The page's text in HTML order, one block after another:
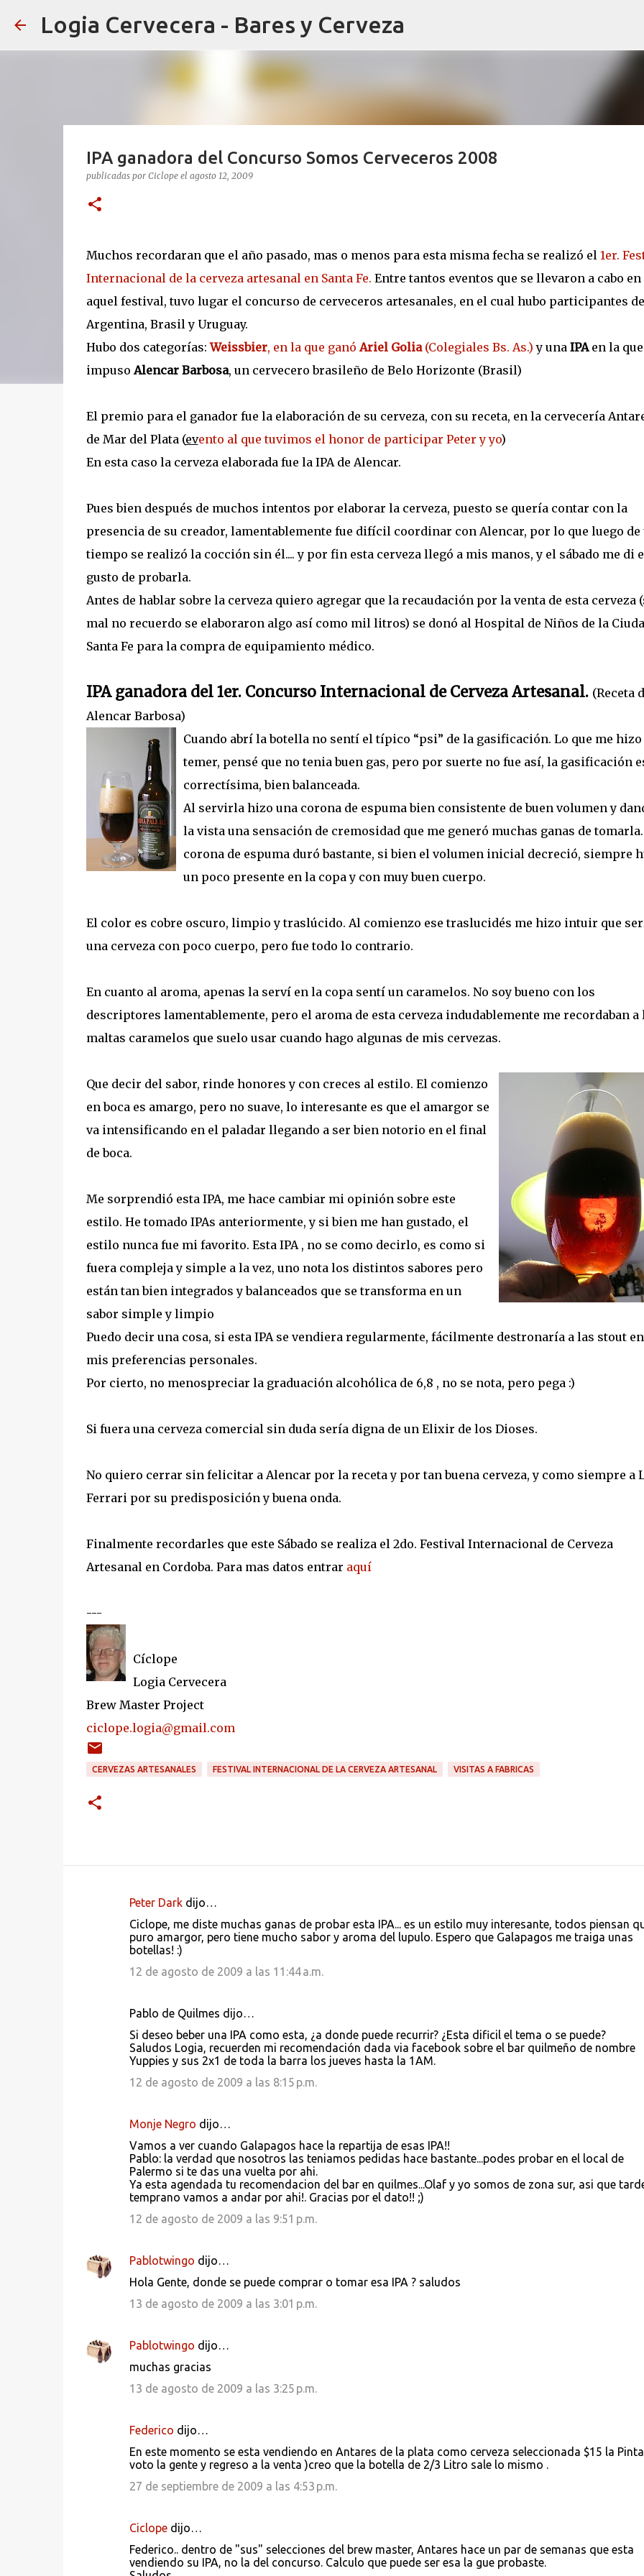
Logia Cervecera - Bares y Cerveza
IPA ganadora del Concurso Somos Cerveceros 2008
publicadas por Ciclope el agosto 12, 2009
Muchos recordaran que el año pasado, mas o menos para esta misma fecha se realizó el 1er.
Internacional de la cerveza artesanal en Santa Fe. Entre tantos eventos que se llevaron a cabo en
aquel festival, tuvo lugar el concurso de cerveceros artesanales, en el cual hubo participantes de
Argentina, Brasil y Uruguay.
Hubo dos categorías:Weissbier, en la que ganóAriel Golia(Colegiales Bs. As.) y una IPAen la
impusoAlencar Barbosa, un cervecero brasileño de Belo Horizonte (Brasil)
El premio para el ganador fue la elaboración de su cerveza, con su receta, en la cervecería
de Mar del Plata (evento al que tuvimos el honor de participar Peter y yo)
En esta caso la cerveza elaborada fue la IPA de Alencar.
Pues bien después de muchos intentos por elaborar la cerveza, puesto se quería contar con la
presencia de su creador, lamentablemente fue difícil coordinar con Alencar, por lo que luego de
tiempo se realizó la cocción sin él.... y por fin esta cerveza llegó a mis manos, y el sábado me di
gusto de probarla.
Antes de hablar sobre la cerveza quiero agregar que la recaudación por la venta de esta cerveza
mal no recuerdo se elaboraron algo así como mil litros) se donó al Hospital de Niños de la
Santa Fe para la compra de equipamiento médico.
IPA ganadora del 1er. Concurso Internacional deCerveza Artesanal. (Receta
Alencar Barbosa)
Cuando abrí la botella no sentí el típico “psi” de la gasificación. Lo que me hizo
temer, pensé que no tenia buen gas, pero por suerte no fue así, la gasificación
correctísima, bien balanceada.
Al servirla hizo una corona de espuma bien consistente de buen volumen y
la vista una sensación de cremosidad que me generó muchas ganas de
corona de espuma duró bastante, si bien el volumen inicial decreció, siempre
un poco presente en la copa y con muy buen cuerpo.
El color es cobre oscuro, limpio y traslúcido. Al comienzo ese traslucidés me hizo intuir que
una cerveza con poco cuerpo, pero fue todo lo contrario.
En cuanto al aroma, apenas la serví en la copa sentí un caramelos. No soy bueno con los
descriptores lamentablemente, pero el aroma de esta cerveza indudablemente me recordaban a
maltas caramelos que suelo usar cuando hago algunas de mis cervezas.
Que decir del sabor, rinde honores y con creces al estilo. El comienzo
en boca es amargo, pero no suave, lo interesante es que el amargor se
va intensificando en el paladar llegando a ser bien notorio en el final
de boca.
Me sorprendió esta IPA, me hace cambiar mi opinión sobre este
estilo. He tomado IPAs anteriormente, y si bien me han gustado, el
estilo nunca fue mi favorito. Esta IPA , no se como decirlo, es como si
fuera compleja y simple a la vez, uno nota los distintos sabores pero
están tan bien integrados y balanceados que se transforma en un
sabor simple y limpio
Puedo decir una cosa, si esta IPA se vendiera regularmente, fácilmente destronaría a las stout en
mis preferencias personales.
Por cierto, no menospreciar la graduación alcohólica de 6,8 , no se nota, pero pega :)
Si fuera una cerveza comercial sin duda sería digna de un Elixir de los Dioses.
No quiero cerrar sin felicitar a Alencar por la receta y por tan buena cerveza, y como siempre a
Ferrari por su predisposición y buena onda.
Finalmente recordarles que este Sábado se realiza el 2do. Festival Internacional de Cerveza
Artesanal en Cordoba. Para mas datos entrar aquí
---
Cíclope
Logia Cervecera
Brew Master Project
ciclope.logia@gmail.com
CERVEZAS ARTESANALES FESTIVAL INTERNACIONAL DE LA CERVEZA ARTESANAL VISITAS A FABRICAS
Peter Darkdijo…
Ciclope, me diste muchas ganas de probar esta IPA... es un estilo muy interesante, todos piensan
puro amargor, pero tiene mucho sabor y aroma del lupulo. Espero que Galapagos me traiga unas
botellas! :)
12 de agosto de 2009 a las 11:44 a.m.
Pablo de Quilmes dijo…
Si deseo beber una IPA como esta, ¿a donde puede recurrir? ¿Esta dificil el tema o se puede?
Saludos Logia, recuerden mi recomendación dada via facebook sobre el bar quilmeño de nombre
Yuppies y sus 2x1 de toda la barra los jueves hasta la 1AM.
12 de agosto de 2009 a las 8:15 p.m.
Monje Negro dijo…
Vamos a ver cuando Galapagos hace la repartija de esas IPA!!
Pablo: la verdad que nosotros las teniamos pedidas hace bastante...podes probar en el local de
Palermo si te das una vuelta por ahi.
Ya esta agendada tu recomendacion del bar en quilmes...Olaf y yo somos de zona sur, asi que
temprano vamos a andar por ahi!. Gracias por el dato!! ;)
12 de agosto de 2009 a las 9:51 p.m.
Pablotwingo dijo…
Hola Gente, donde se puede comprar o tomar esa IPA ? saludos
13 de agosto de 2009 a las 3:01 p.m.
Pablotwingo dijo…
muchas gracias
13 de agosto de 2009 a las 3:25 p.m.
Federico dijo…
En este momento se esta vendiendo en Antares de la plata como cerveza seleccionada $15 la
voto la gente y regreso a la venta )creo que la botella de 2/3 Litro sale lo mismo .
27 de septiembre de 2009 a las 4:53 p.m.
Ciclopedijo…
Federico.. dentro de "sus" selecciones del brew master, Antares hace un par de semanas que esta
vendiendo su IPA, no la del concurso. Calculo que puede ser esa la gue probaste.